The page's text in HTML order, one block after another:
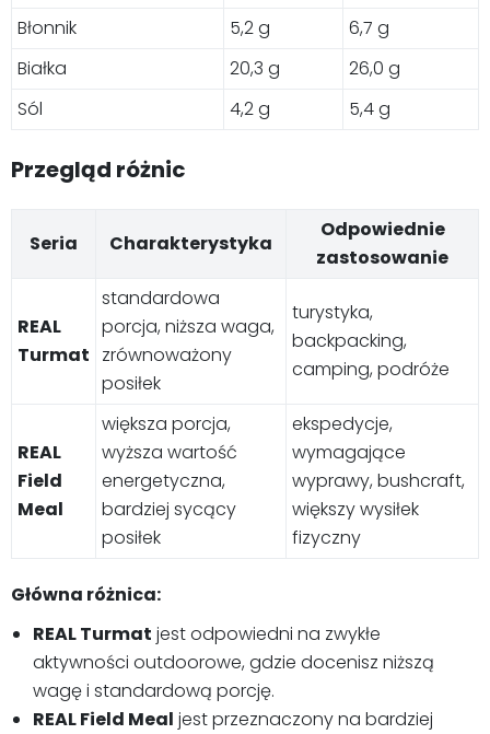
Błonnik
5,2 g
6,7 g
Białka
20,3 g
26,0 g
Sól
4,2 g 5,4 g
Przegląd różnic
Seria Charakterystyka
Odpowiednie
zastosowanie
REAL
Turmat
standardowa
porcja, niższa waga,
zrównoważony
posiłek
turystyka,
backpacking,
camping, podróże
REAL
Field
Meal
większa porcja,
wyższa wartość
energetyczna,
bardziej sycący
posiłek
ekspedycje,
wymagające
wyprawy, bushcraft,
większy wysiłek
fizyczny
Główna różnica:
REAL Turmat jest odpowiedni na zwykłe
aktywności outdoorowe, gdzie docenisz niższą
wagę i standardową porcję.
REAL Field Meal jest przeznaczony na bardziej